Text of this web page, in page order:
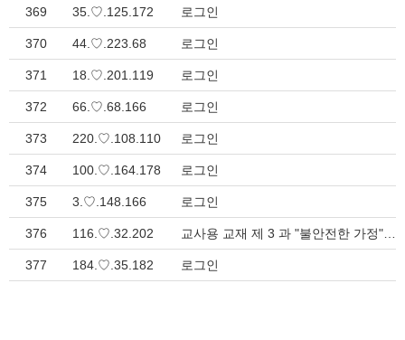
369 35.♡.125.172 로그인
370 44.♡.223.68 로그인
371 18.♡.201.119 로그인
372 66.♡.68.166 로그인
373 220.♡.108.110 로그인
374 100.♡.164.178 로그인
375 3.♡.148.166 로그인
376 116.♡.32.202
377 184.♡.35.182 로그인